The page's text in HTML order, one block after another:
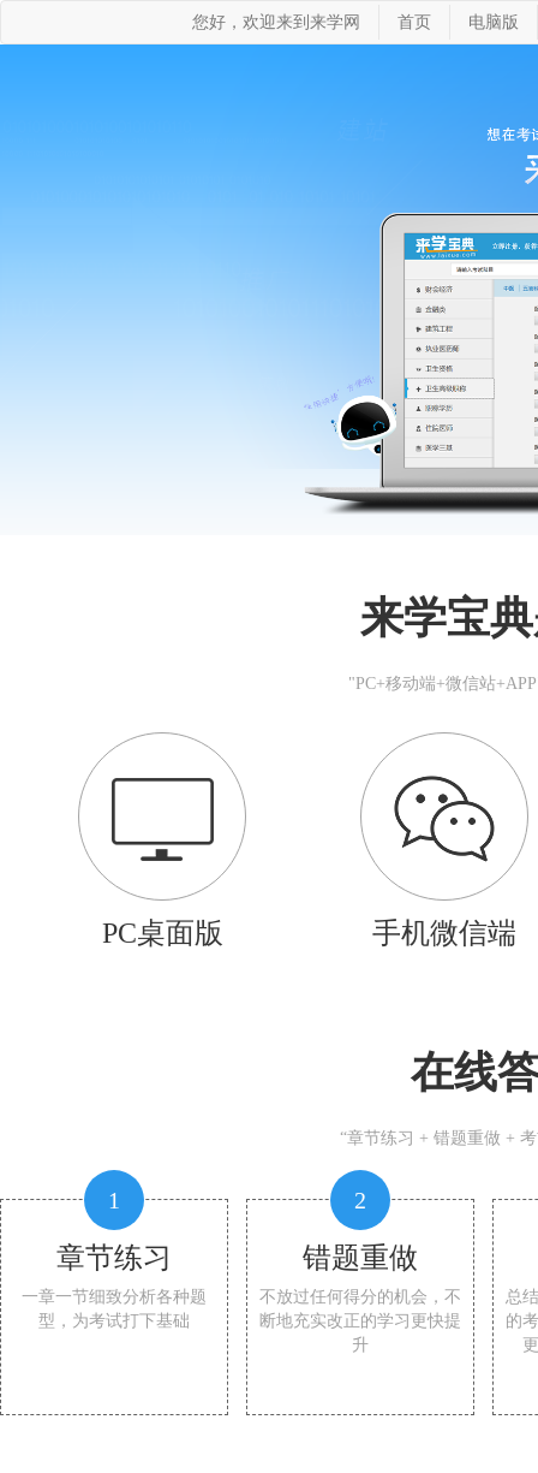
您好，欢迎来到来学网 首页 电脑版
来学宝
"PC+移动端+微信站
PC桌面版 手机微信端
在线
“章节练习 + 错题重做 +
1
章节练习
一章一节细致分析各种题
型，为考试打下基础
2
错题重做
不放过任何得分的机会，不
断地充实改正的学习更快提
升
总
的